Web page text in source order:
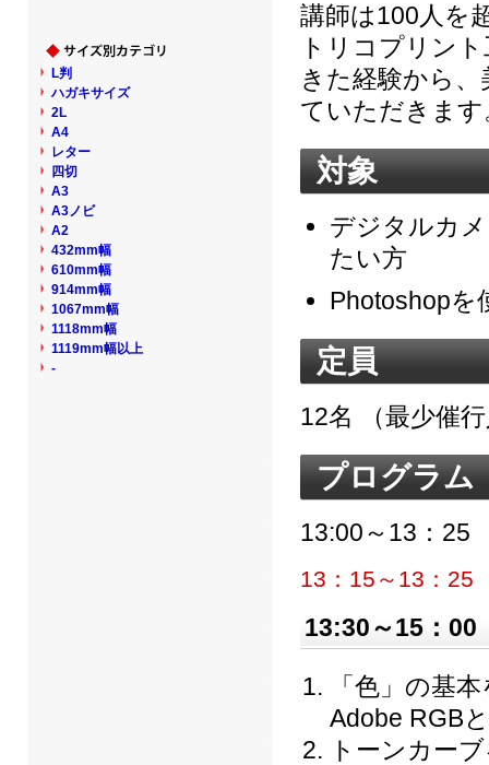
講師は100人を
トリコプリン
きた経験から
ていただきます
対象
デジタルカ
たい方
Photoshopを
定員
12名 （最少催
プログラム
13:00～13：
13：15～13：
13:30～15：
「色」の基
Adobe RGB
トーンカー
L判
ハガキサイズ
2L
A4
レター
四切
A3
A3ノビ
A2
432mm幅
610mm幅
914mm幅
1067mm幅
1118mm幅
1119mm幅以上
-